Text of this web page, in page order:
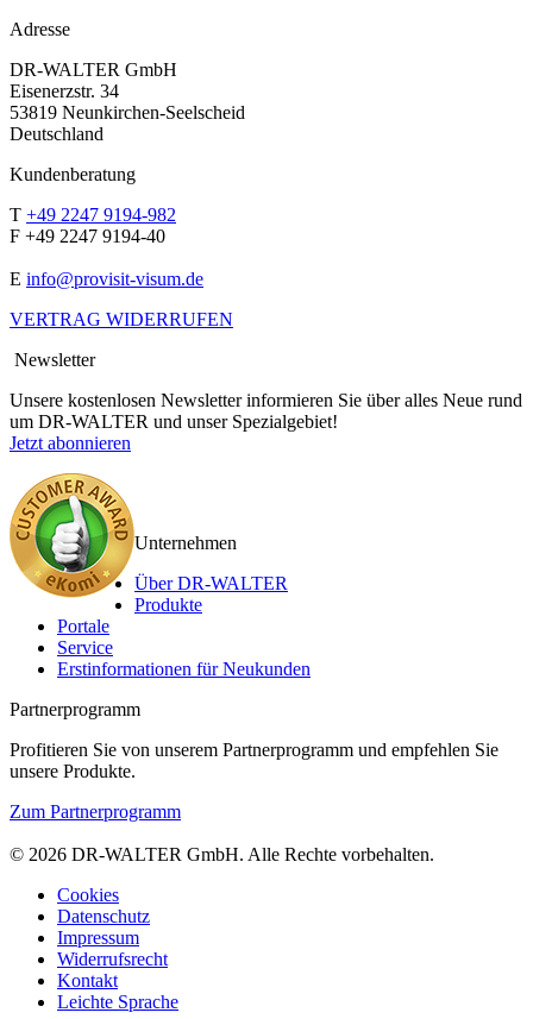
Adresse
DR-WALTER GmbH
Eisenerzstr. 34
53819 Neunkirchen-Seelscheid
Deutschland
Kundenberatung
T +49 2247 9194-982
F +49 2247 9194-40
E info@provisit-visum.de
VERTRAG WIDERRUFEN
Newsletter
Unsere kostenlosen Newsletter informieren Sie über alles Neue rund
um DR-WALTER und unser Spezialgebiet!
Jetzt abonnieren
Unternehmen
Über DR-WALTER
Produkte
Portale
Service
Erstinformationen für Neukunden
Partnerprogramm
Profitieren Sie von unserem Partnerprogramm und empfehlen Sie
unsere Produkte.
Zum Partnerprogramm
© 2026 DR-WALTER GmbH. Alle Rechte vorbehalten.
Cookies
Datenschutz
Impressum
Widerrufsrecht
Kontakt
Leichte Sprache